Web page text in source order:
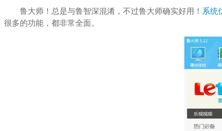
鲁大师！总是与鲁智深混淆，不过鲁大师确实好用！ 系统
很多的功能，都非常全面。